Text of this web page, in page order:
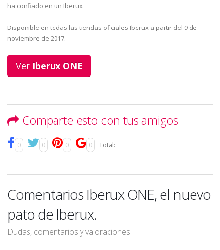
ha confiado en un Iberux.
Disponible en todas las tiendas oficiales Iberux a partir del 9 de
noviembre de 2017.
Ver Iberux ONE
Comparte esto con tus amigos
0 0 0 0 Total:
Comentarios Iberux ONE, el nuevo
pato de Iberux.
Dudas, comentarios y valoraciones